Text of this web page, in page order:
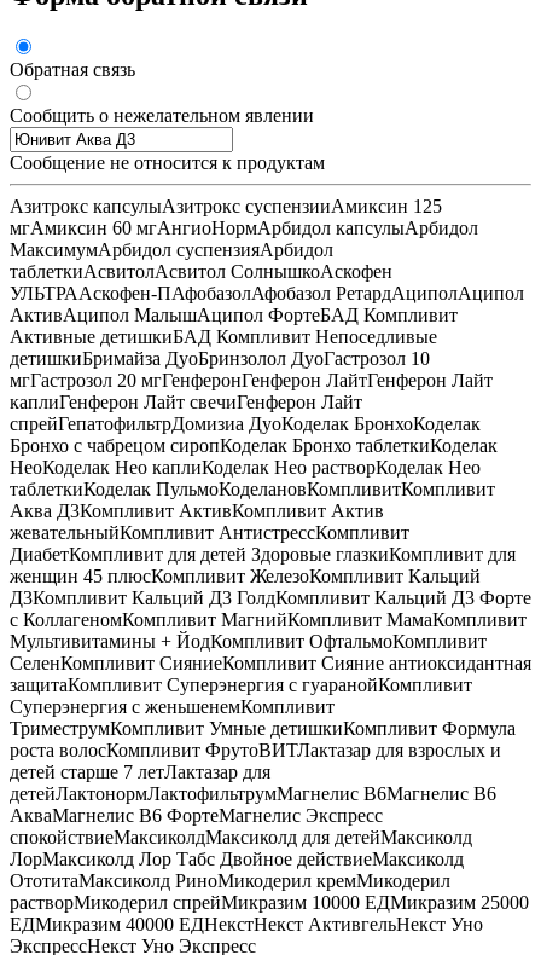
Обратная связь
Сообщить о нежелательном явлении
Сообщение не относится к продуктам
Азитрокс капсулыАзитрокс суспензииАмиксин 125
мгАмиксин 60 мгАнгиоНормАрбидол капсулыАрбидол
МаксимумАрбидол суспензияАрбидол
таблеткиАсвитолАсвитол СолнышкоАскофен
УЛЬТРААскофен-ПАфобазолАфобазол РетардАциполАципол
АктивАципол МалышАципол ФортеБАД Компливит
Активные детишкиБАД Компливит Непоседливые
детишкиБримайза ДуоБринзолол ДуоГастрозол 10
мгГастрозол 20 мгГенферонГенферон ЛайтГенферон Лайт
каплиГенферон Лайт свечиГенферон Лайт
спрейГепатофильтрДомизиа ДуоКоделак БронхоКоделак
Бронхо с чабрецом сиропКоделак Бронхо таблеткиКоделак
НеоКоделак Нео каплиКоделак Нео растворКоделак Нео
таблеткиКоделак ПульмоКоделановКомпливитКомпливит
Аква Д3Компливит АктивКомпливит Актив
жевательныйКомпливит АнтистрессКомпливит
ДиабетКомпливит для детей Здоровые глазкиКомпливит для
женщин 45 плюсКомпливит ЖелезоКомпливит Кальций
Д3Компливит Кальций Д3 ГолдКомпливит Кальций Д3 Форте
с КоллагеномКомпливит МагнийКомпливит МамаКомпливит
Мультивитамины + ЙодКомпливит ОфтальмоКомпливит
СеленКомпливит СияниеКомпливит Сияние антиоксидантная
защитаКомпливит Суперэнергия с гуаранойКомпливит
Суперэнергия с женьшенемКомпливит
ТриместрумКомпливит Умные детишкиКомпливит Формула
роста волосКомпливит ФрутоВИТЛактазар для взрослых и
детей старше 7 летЛактазар для
детейЛактонормЛактофильтрумМагнелис B6Магнелис B6
АкваМагнелис B6 ФортеМагнелис Экспресс
спокойствиеМаксиколдМаксиколд для детейМаксиколд
ЛорМаксиколд Лор Табс Двойное действиеМаксиколд
ОтотитаМаксиколд РиноМикодерил кремМикодерил
растворМикодерил спрейМикразим 10000 ЕДМикразим 25000
ЕДМикразим 40000 ЕДНекстНекст АктивгельНекст Уно
ЭкспрессНекст Уно Экспресс